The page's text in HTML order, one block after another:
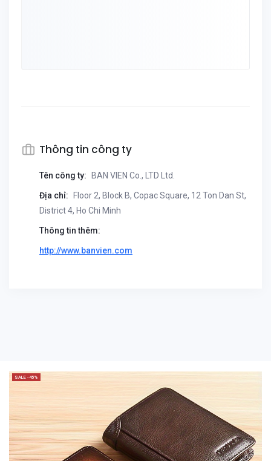
Thông tin công ty
Tên công ty: BAN VIEN Co., LTD Ltd.
Địa chỉ:
Floor 2, Block B, Copac Square, 12 Ton Dan St,
District 4, Ho Chi Minh
Thông tin thêm:
http://www.banvien.com
SALE -45%